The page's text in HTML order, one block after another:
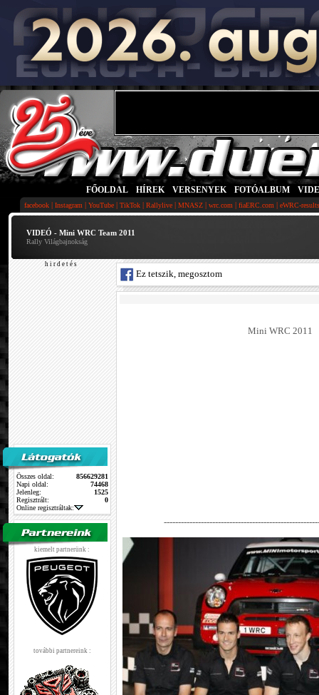
FŐOLDAL HÍREK VERSENYEK FOTÓALBUM
facebook | Instagram | YouTube | TikTok | Rallylive | MNASZ | wrc.com | fiaERC.com | eWRC-
VIDEÓ - Mini WRC Team 2011
Rally Világbajnokság
h i r d e t é s
Összes oldal:
856629281
Napi oldal:
74468
Jelenleg:
1525
Regisztrált:
0
Online regisztráltak:
kiemelt partnerünk :
további partnereink :
Ez tetszik, megosztom
Mini WRC 2011